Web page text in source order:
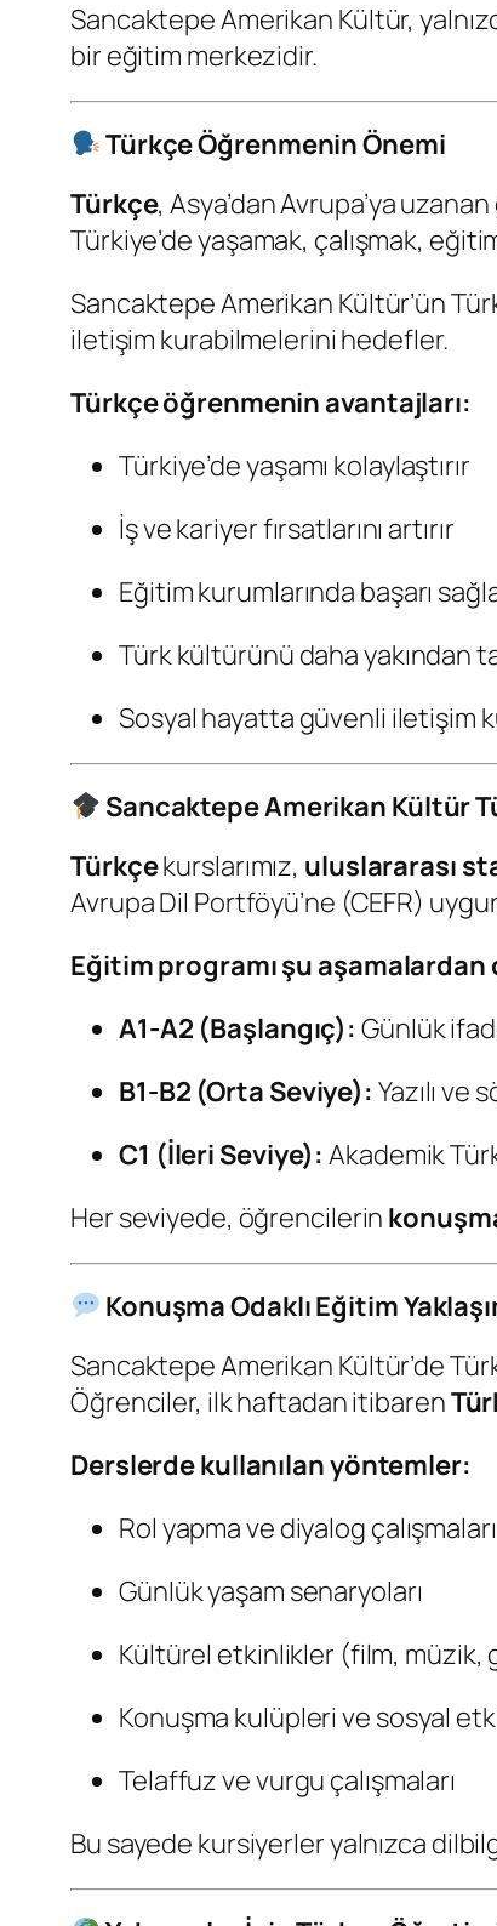
Sancaktepe Amerikan Kültür,
bir eğitim merkezidir.
Türkçe Öğrenmenin Önemi
Türkçe, Asya’dan Avrupa’ya
Türkiye’de yaşamak, çalışmak,
Sancaktepe Amerikan Kültür’ün
iletişim kurabilmelerini hedefler.
Türkçe öğrenmenin avantajları:
Türkiye’de yaşamı kolaylaştırır
İş ve kariyer fırsatlarını artırır
Eğitim kurumlarında başarı
Türk kültürünü daha yakından
Sosyal hayatta güvenli iletişim
Sancaktepe Amerikan Kültür
Türkçekurslarımız, uluslararası
Avrupa Dil Portföyü’ne (CEFR)
Eğitim programı şu aşamalardan
A1-A2 (Başlangıç): Günlük
B1-B2 (Orta Seviye): Yazılı ve
C1 (İleri Seviye): Akademik
Her seviyede, öğrencilerin
Konuşma Odaklı Eğitim
Sancaktepe Amerikan Kültür’de
Öğrenciler, ilk haftadan itibaren
Derslerde kullanılan yöntemler:
Rol yapma ve diyalog çalışmaları
Günlük yaşam senaryoları
Kültürel etkinlikler (film, müzik,
Konuşma kulüpleri ve sosyal
Telaffuz ve vurgu çalışmaları
Bu sayede kursiyerler yalnızca